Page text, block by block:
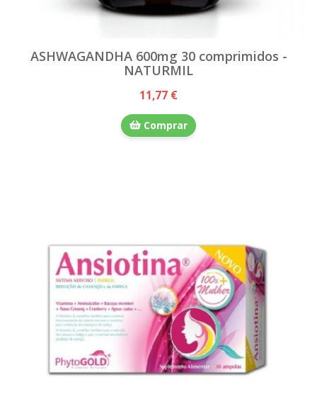
ASHWAGANDHA 600mg 30 comprimidos -
NATURMIL
11,77 €
Comprar